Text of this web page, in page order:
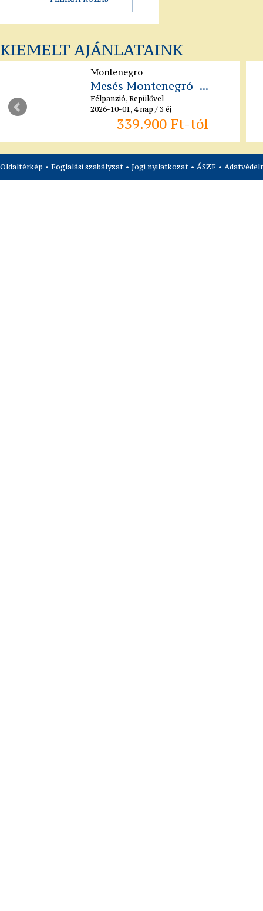
KIEMELT AJÁNLATAINK
Montenegro
Mesés Montenegró -...
Félpanzió, Repülővel
2026-10-01, 4 nap / 3 éj
339.900 Ft-tól
Oldaltérkép • Foglalási szabályzat • Jogi nyilatkozat • ÁSZF •